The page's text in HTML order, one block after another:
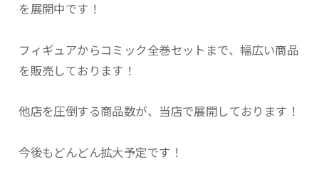
を展開中です！
フィギュアからコミック全巻セットまで、幅広い商品
を販売しております！
他店を圧倒する商品数が、当店で展開しております！
今後もどんどん拡大予定です！